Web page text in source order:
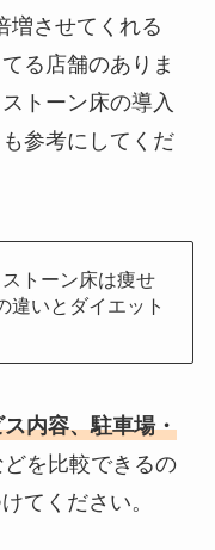
増させてくれる
る店舗のありま
トーン床の導入
参考にしてくだ
トーン床は痩せ
違いとダイエット
内容、駐車場・
どを比較できるの
てください。